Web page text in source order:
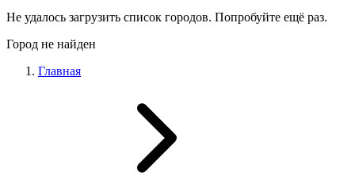
Не удалось загрузить список городов. Попробуйте ещё раз.
Город не найден
Главная